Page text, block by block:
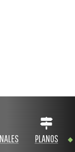
PLANOS